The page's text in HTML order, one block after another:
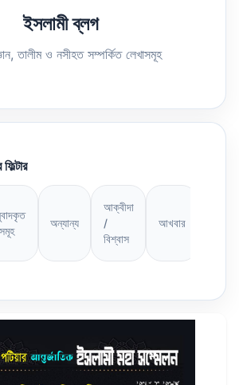
ইসলামী ব্লগ
তালীম ও নসীহত সম্পর্কিত লেখাসমূহ
অন্যান্য
আক্বীদা
/
বিশ্বাস
আখবার